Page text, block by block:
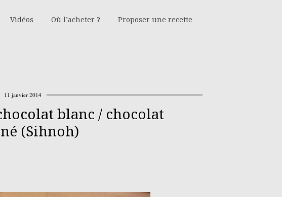
Vidéos Où l’acheter ? Proposer une recette
11 janvier 2014
blanc / chocolat
(Sihnoh)